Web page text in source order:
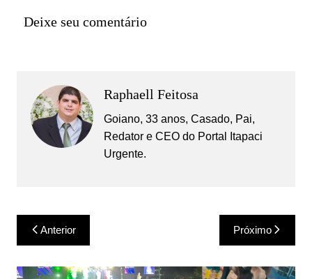
Deixe seu comentário
Raphaell Feitosa
Goiano, 33 anos, Casado, Pai,
Redator e CEO do Portal Itapaci
Urgente.
Navegação
de
Post
Anterior Próximo